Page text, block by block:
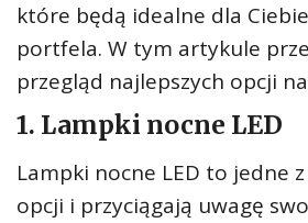
które będą idealne dla
portfela. W tym artykule
przegląd najlepszych opcji
1. Lampki nocne LED
Lampki nocne LED to jedne
opcji i przyciągają uwagę